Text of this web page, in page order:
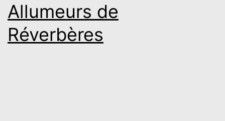
Allumeurs de
Réverbères